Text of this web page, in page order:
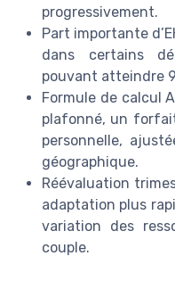
progressivement.
Part importante
dans certains
pouvant atteindre
Formule de calcul
plafonné, un
personnelle,
géographique.
Réévaluation
adaptation plus
variation des
couple.